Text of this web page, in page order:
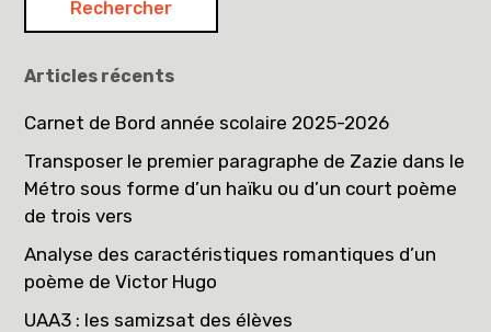
Articles récents
Carnet de Bord année scolaire 2025-2026
Transposer le premier paragraphe de Zazie dans le
Métro sous forme d’un haïku ou d’un court poème
de trois vers
Analyse des caractéristiques romantiques d’un
poème de Victor Hugo
UAA3 : les samizsat des élèves